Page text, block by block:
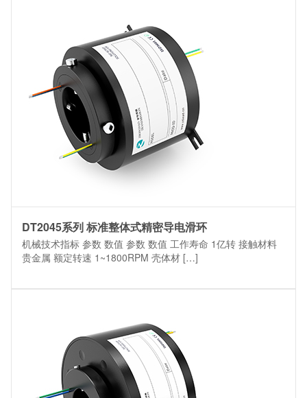
DT2045系列 标准整体式精密导电滑环
机械技术指标 参数 数值 参数 数值 工作寿命 1亿转 接触材料
贵金属 额定转速 1~1800RPM 壳体材 […]